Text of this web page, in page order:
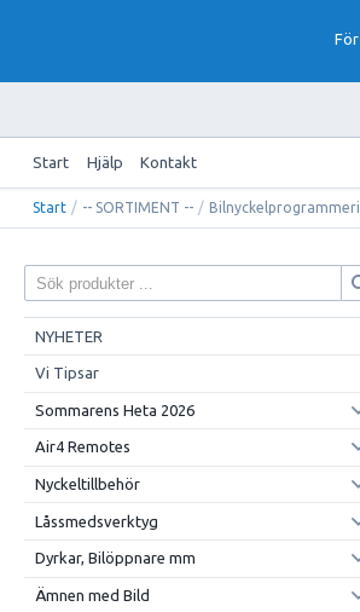
Start Hjälp Kontakt
Start / -- SORTIMENT -- /
NYHETER
Vi Tipsar
Sommarens Heta 2026
Air4 Remotes
Nyckeltillbehör
Låssmedsverktyg
Dyrkar, Bilöppnare mm
Ämnen med Bild